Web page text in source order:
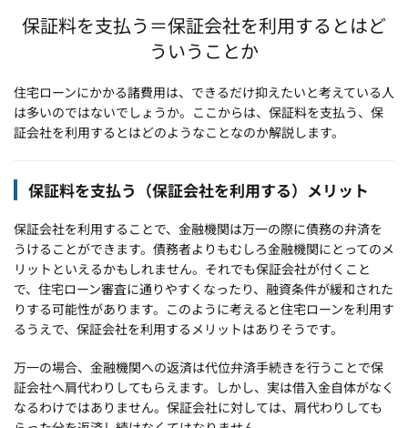
保証料を支払う＝保証会社を利用するとはど
ういうことか
住宅ローンにかかる諸費用は、できるだけ抑えたいと考えている人
は多いのではないでしょうか。ここからは、保証料を支払う、保
証会社を利用するとはどのようなことなのか解説します。
保証料を支払う（保証会社を利用する）メリット
保証会社を利用することで、金融機関は万一の際に債務の弁済を
うけることができます。債務者よりもむしろ金融機関にとってのメ
リットといえるかもしれません。それでも保証会社が付くこと
で、住宅ローン審査に通りやすくなったり、融資条件が緩和された
りする可能性があります。このように考えると住宅ローンを利用す
るうえで、保証会社を利用するメリットはありそうです。
万一の場合、金融機関への返済は代位弁済手続きを行うことで保
証会社へ肩代わりしてもらえます。しかし、実は借入金自体がなく
なるわけではありません。保証会社に対しては、肩代わりしても